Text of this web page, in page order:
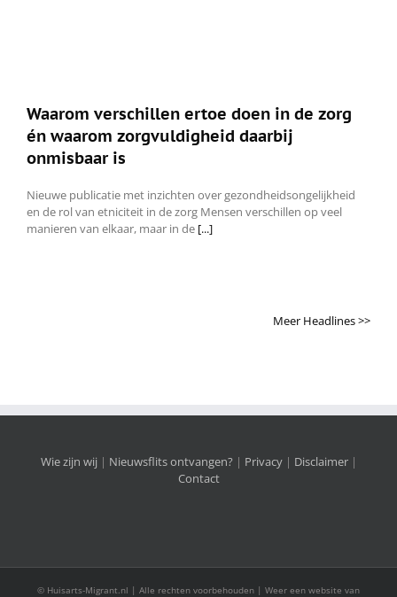
Waarom verschillen ertoe doen in de zorg
én waarom zorgvuldigheid daarbij
onmisbaar is
Nieuwe publicatie met inzichten over gezondheidsongelijkheid
en de rol van etniciteit in de zorg Mensen verschillen op veel
manieren van elkaar, maar in de [...]
Meer Headlines >>
Wie zijn wij | Nieuwsflits ontvangen? | Privacy| Disclaimer|
Contact
© Huisarts-Migrant.nl | Alle rechten voorbehouden | Weer een website van